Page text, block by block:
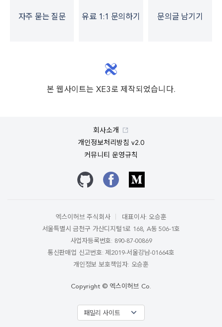
자주 묻는 질문 유료 1:1 문의하기 문의글 남기기
본 웹사이트는 XE3로 제작되었습니다.
회사소개
개인정보처리방침 v2.0
커뮤니티 운영규칙
깃허브 페이스북 미디엄
엑스이허브 주식회사
대표이사: 오승훈
서울특별시 금천구 가산디지털1로 168, A동 506-1호
사업자등록번호: 890-87-00869
통신판매업 신고번호: 제2019-서울강남-01664호
개인정보 보호책임자: 오승훈
Copyright © 엑스이허브 Co.